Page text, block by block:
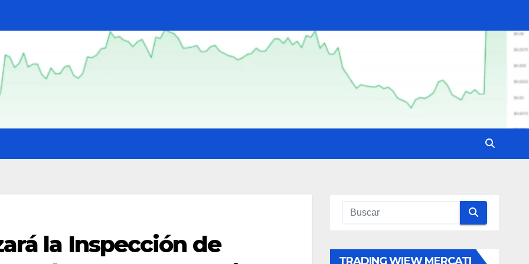
la Inspección de
TRADING WIEW MERCATI